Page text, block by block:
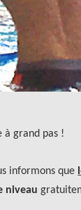
à grand pas !
informons que
niveau